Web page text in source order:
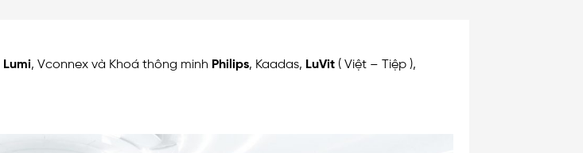
Lumi, Vconnex và Khoá thông minh Philips, Kaadas, LuVit( Việt – Tiệp ),